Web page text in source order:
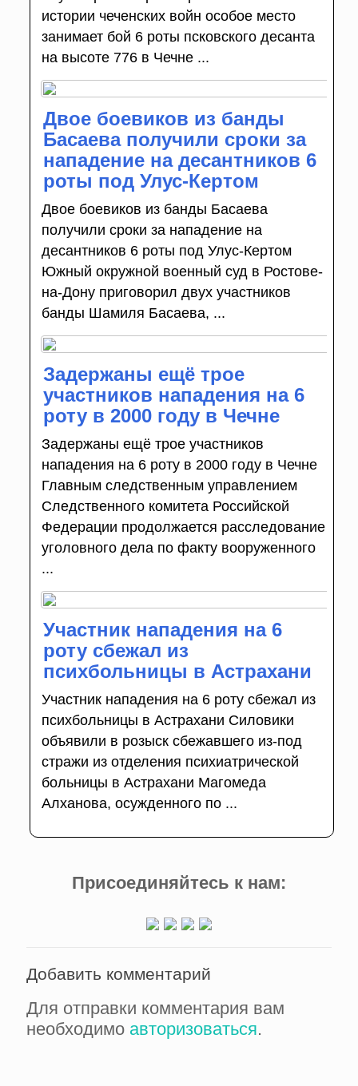
истории чеченских войн особое место
занимает бой 6 роты псковского десанта
на высоте 776 в Чечне ...
Двое боевиков из банды
Басаева получили сроки за
нападение на десантников 6
роты под Улус-Кертом
Двое боевиков из банды Басаева
получили сроки за нападение на
десантников 6 роты под Улус-Кертом
Южный окружной военный суд в Ростове-
на-Дону приговорил двух участников
банды Шамиля Басаева, ...
Задержаны ещё трое
участников нападения на 6
роту в 2000 году в Чечне
Задержаны ещё трое участников
нападения на 6 роту в 2000 году в Чечне
Главным следственным управлением
Следственного комитета Российской
Федерации продолжается расследование
уголовного дела по факту вооруженного
...
Участник нападения на 6
роту сбежал из
психбольницы в Астрахани
Участник нападения на 6 роту сбежал из
психбольницы в Астрахани Силовики
объявили в розыск сбежавшего из-под
стражи из отделения психиатрической
больницы в Астрахани Магомеда
Алханова, осужденного по ...
Присоединяйтесь к нам:
Добавить комментарий
Для отправки комментария вам
необходимо авторизоваться.